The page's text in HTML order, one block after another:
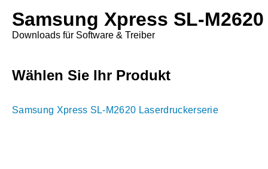
Samsung Xpress SL-
Downloads für Software & Treiber
Wählen Sie Ihr Produkt
Samsung Xpress SL-M2620 Laserdruckerserie